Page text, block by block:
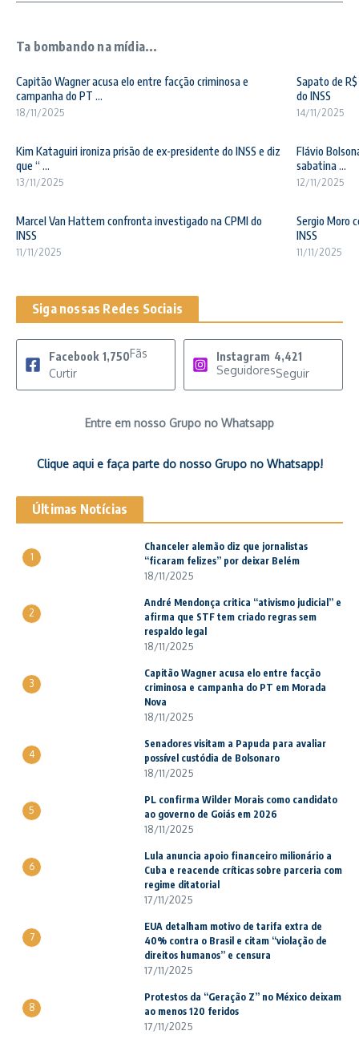
Ta bombando na mídia...
Capitão Wagner acusa elo entre facção criminosa e
campanha do PT ...
18/11/2025
Sapato de
do INSS
14/11/2025
Kim Kataguiri ironiza prisão de ex-presidente do INSS e diz
que “ ...
13/11/2025
Flávio
sabatina ...
12/11/2025
Marcel Van Hattem confronta investigado na CPMI do
INSS
11/11/2025
Sergio Moro
INSS
11/11/2025
Siga nossas Redes Sociais
Facebook 1,750Fãs
Curtir
Instagram 4,421
SeguidoresSeguir
Entre em nosso Grupo no Whatsapp
Clique aqui e faça parte do nosso Grupo no Whatsapp!
Últimas Notícias
1
Chanceler alemão diz que jornalistas
“ficaram felizes” por deixar Belém
18/11/2025
2
André Mendonça critica “ativismo judicial” e
afirma que STF tem criado regras sem
respaldo legal
18/11/2025
3
Capitão Wagner acusa elo entre facção
criminosa e campanha do PT em Morada
Nova
18/11/2025
4
Senadores visitam a Papuda para avaliar
possível custódia de Bolsonaro
18/11/2025
5
PL confirma Wilder Morais como candidato
ao governo de Goiás em 2026
18/11/2025
6
Lula anuncia apoio financeiro milionário a
Cuba e reacende críticas sobre parceria com
regime ditatorial
17/11/2025
7
EUA detalham motivo de tarifa extra de
40% contra o Brasil e citam “violação de
direitos humanos” e censura
17/11/2025
8
Protestos da “Geração Z” no México deixam
ao menos 120 feridos
17/11/2025